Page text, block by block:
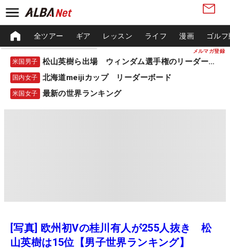
メルマガ登録
全ツアー ギア レッスン ライフ 漫画 ゴル
米国男子 松山英樹ら出場 ウィンダム選手権のリーダーボード
国内女子 北海道meijiカップ リーダーボード
米国女子 最新の世界ランキング
[写真] 欧州初Vの桂川有人が255人抜き 松
山英樹は15位【男子世界ランキング】